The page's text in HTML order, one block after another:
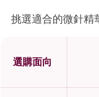
挑選適合的微針精
選購面向